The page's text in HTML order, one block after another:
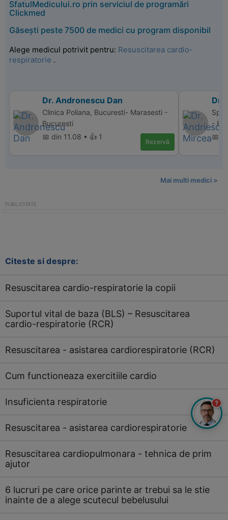
SfatulMedicului.ro prin serviciul de programări
Clickmed
Găsești peste 7500 de medici cu program disponibil
Alege medicul potrivit pentru: Resuscitarea cardio-
respiratorie .
Dr. Andronescu Dan
Clinica Poliana, Bucuresti- Marasesti -
Bucuresti
📅 din 11.08 • 👍 1
Rezervă
Dr.
-
📅
Mai multi medici >
Citeste si despre:
Resuscitarea cardio-respiratorie la copii
Suportul vital de baza (BLS) – Resuscitarea
cardio-respiratorie (RCR)
Resuscitarea - asistarea cardiorespiratorie (RCR)
Cum functioneaza exercitiile cardio
Insuficienta respiratorie
Resuscitarea - asistarea cardiorespiratorie
Resuscitarea cardiopulmonara - tehnica de prim
ajutor
6 lucruri pe care orice parinte ar trebui sa le stie
inainte de a alege scutecul bebelusului
?